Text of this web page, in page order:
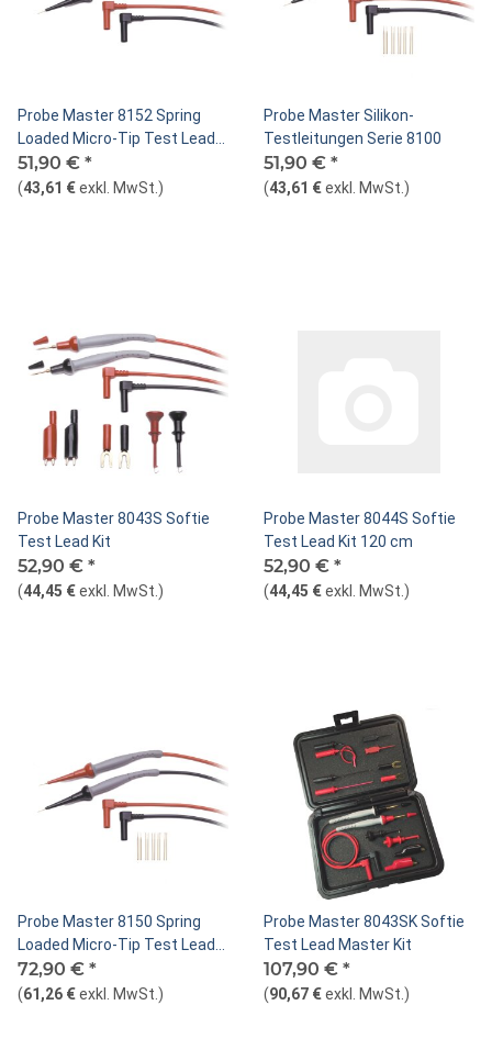
Probe Master 8152 Spring
Loaded Micro-Tip Test Leads
150cm
51,90 € *
(43,61 €exkl. MwSt. )
Probe Master Silikon-
Testleitungen Serie 8100
51,90 € *
(43,61 €exkl. MwSt. )
Probe Master 8043S Softie
Test Lead Kit
52,90 € *
(44,45 €exkl. MwSt. )
Probe Master 8044S Softie
Test Lead Kit 120 cm
52,90 € *
(44,45 €exkl. MwSt. )
Probe Master 8150 Spring
Loaded Micro-Tip Test Lead
Kit
72,90 € *
(61,26 €exkl. MwSt. )
Probe Master 8043SK Softie
Test Lead Master Kit
107,90 € *
(90,67 €exkl. MwSt. )